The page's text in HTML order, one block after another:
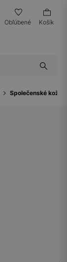
Obľúbené Košík
Společenské